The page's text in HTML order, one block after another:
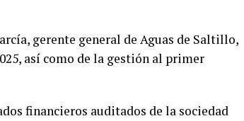
gerente general de Aguas de Saltillo,
así como de la gestión al primer
financieros auditados de la sociedad